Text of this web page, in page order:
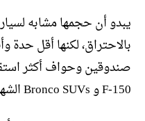
بالاحتراق، لكنها أقل
صندوقين وحواف أكثر
F-150 و Bronco SUVs الشهيرة في السوق الأمريكية.